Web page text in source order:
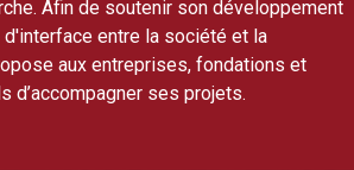
Afin de soutenir son développement
entre la société et la
aux entreprises, fondations et
d’accompagner ses projets.